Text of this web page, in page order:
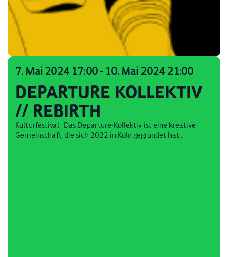
7. Mai 2024 17:00 - 10. Mai 2024 21:00
DEPARTURE KOLLEKTIV
// REBIRTH
Kulturfestival Das Departure-Kollektiv ist eine kreative
Gemeinschaft, die sich 2022 in Köln gegründet hat...